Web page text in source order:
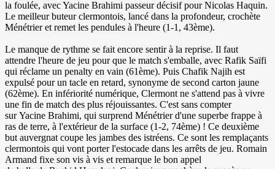
la foulée, avec Yacine Brahimi passeur décisif pour Nicolas Haquin.
Le meilleur buteur clermontois, lancé dans la profondeur, crochète
Ménétrier et remet les pendules à l'heure (1-1, 43ème).
Le manque de rythme se fait encore sentir à la reprise. Il faut
attendre l'heure de jeu pour que le match s'emballe, avec Rafik Saïfi
qui réclame un penalty en vain (61ème). Puis Chafik Najih est
expulsé pour un tacle en retard, synonyme de second carton jaune
(62ème). En infériorité numérique, Clermont ne s'attend pas à vivre
une fin de match des plus réjouissantes. C'est sans compter
sur Yacine Brahimi, qui surprend Ménétrier d'une superbe frappe à
ras de terre, à l'extérieur de la surface (1-2, 74ème) ! Ce deuxième
but auvergnat coupe les jambes des istréens. Ce sont les remplaçants
clermontois qui vont porter l'estocade dans les arrêts de jeu. Romain
Armand fixe son vis à vis et remarque le bon appel